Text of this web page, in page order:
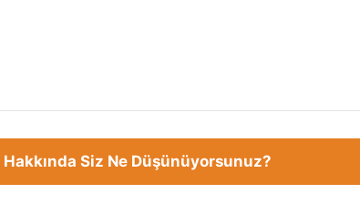
Hakkında Siz Ne Düşünüyorsunuz?